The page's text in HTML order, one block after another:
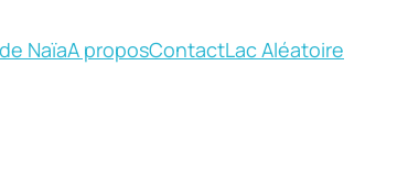
NaïaA proposContactLac Aléatoire